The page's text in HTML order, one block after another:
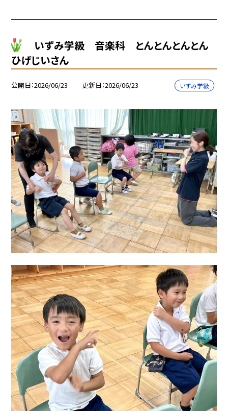
いずみ学級 音楽科 とんとんとんとん
ひげじいさん
公開日 2026/06/23 更新日 2026/06/23 いずみ学級